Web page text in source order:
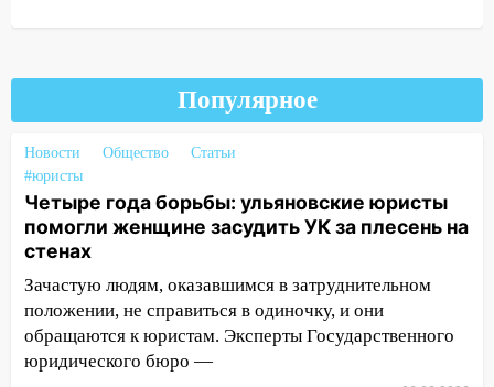
Житель Ульяновской области
подвез троих незнакомцев на трассе и
18:14
Ульяновской области
18:00
Мотофристайл, рок и силовой
большой фестиваль «Наше время»
17:30 Где есть бензин в Ульяновске 5
августа после рабочего дня: список АЗС
Популярное
Новости Общество
Статьи
#юристы
Четыре года борьбы: ульяновские юристы
помогли женщине засудить УК за плесень на
стенах
Зачастую людям, оказавшимся в затруднительном
положении, не справиться в одиночку, и они
обращаются к юристам. Эксперты Государственного
юридического бюро —